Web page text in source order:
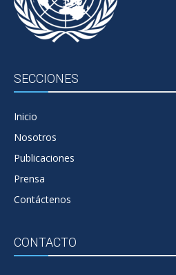
SECCIONES
Inicio
Nosotros
Publicaciones
Prensa
Contáctenos
CONTACTO